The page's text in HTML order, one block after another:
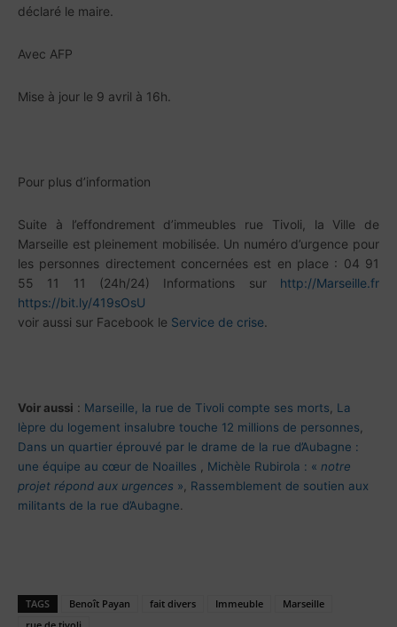
déclaré le maire.
Avec AFP
Mise à jour le 9 avril à 16h.
Pour plus d’information
Suite à l’effondrement d’immeubles rue Tivoli, la Ville de
Marseille est pleinement mobilisée. Un numéro d’urgence pour
les personnes directement concernées est en place : 04 91
55 11 11 (24h/24) Informations sur http://Marseille.fr
https://bit.ly/419sOsU
voir aussi sur Facebook le Service de crise.
Voir aussi : Marseille, la rue de Tivoli compte ses morts
La
lèpre du logement insalubre touche 12 millions de personnes
Dans un quartier éprouvé par le drame de la rue d’Aubagne :
une équipe au cœur de Noailles
Michèle Rubirola : « notre
projet répond aux urgences »
Rassemblement de soutien aux
militants de la rue d’Aubagne
TAGS Benoît Payan fait divers Immeuble
Marseille